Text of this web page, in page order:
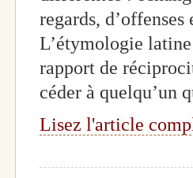
regards,
L’étymologie
rapport de
céder à quelqu’un
Lisez l'article